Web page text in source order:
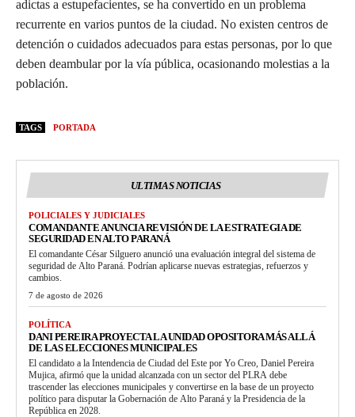
adictas a estupefacientes, se ha convertido en un problema
recurrente en varios puntos de la ciudad. No existen centros de
detención o cuidados adecuados para estas personas, por lo que
deben deambular por la vía pública, ocasionando molestias a la
población.
TAGS PORTADA
ULTIMAS NOTICIAS
POLICIALES Y JUDICIALES
COMANDANTE ANUNCIA REVISIÓN DE LA ESTRATEGIA DE
SEGURIDAD EN ALTO PARANÁ
El comandante César Silguero anunció una evaluación integral del sistema de
seguridad de Alto Paraná. Podrían aplicarse nuevas estrategias, refuerzos y
cambios.
7 de agosto de 2026
POLÍTICA
DANI PEREIRA PROYECTA LA UNIDAD OPOSITORA MÁS ALLÁ
DE LAS ELECCIONES MUNICIPALES
El candidato a la Intendencia de Ciudad del Este por Yo Creo, Daniel Pereira
Mujica, afirmó que la unidad alcanzada con un sector del PLRA debe
trascender las elecciones municipales y convertirse en la base de un proyecto
político para disputar la Gobernación de Alto Paraná y la Presidencia de la
República en 2028.